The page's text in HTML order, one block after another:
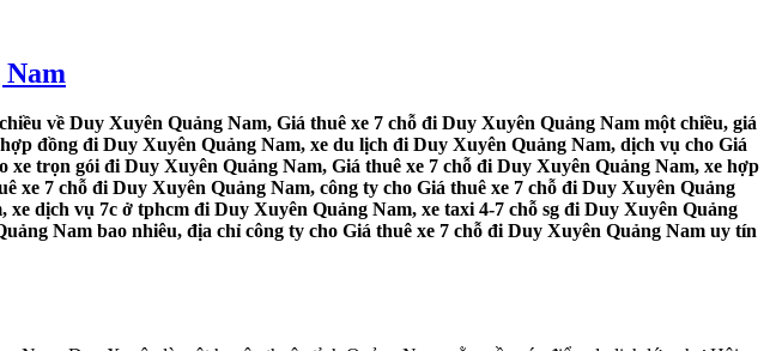
về Duy Xuyên Quảng Nam, Giá thuê xe 7 chỗ đi Duy Xuyên Quảng Nam một chiều, giá
đồng đi Duy Xuyên Quảng Nam, xe du lịch đi Duy Xuyên Quảng Nam, dịch vụ cho Giá
trọn gói đi Duy Xuyên Quảng Nam, Giá thuê xe 7 chỗ đi Duy Xuyên Quảng Nam, xe hợp
7 chỗ đi Duy Xuyên Quảng Nam, công ty cho Giá thuê xe 7 chỗ đi Duy Xuyên Quảng
dịch vụ 7c ở tphcm đi Duy Xuyên Quảng Nam, xe taxi 4-7 chỗ sg đi Duy Xuyên Quảng
Nam bao nhiêu, địa chỉ công ty cho Giá thuê xe 7 chỗ đi Duy Xuyên Quảng Nam uy tín